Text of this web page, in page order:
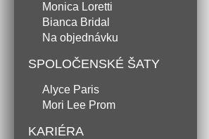
Monica Loretti
Bianca Bridal
Na objednávku
SPOLOČENSKÉ ŠATY
Alyce Paris
Mori Lee Prom
KARIÉRA